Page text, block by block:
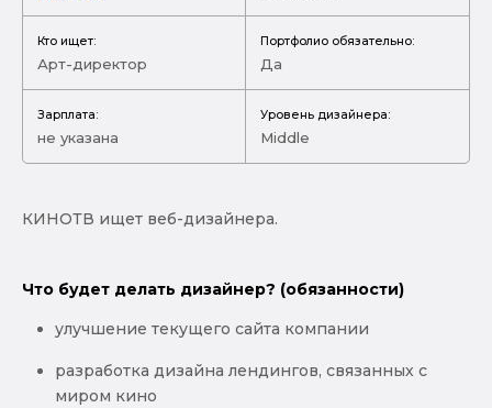
Кто ищет:
Арт-директор
Портфолио обязательно:
Да
Зарплата:
не указана
Уровень дизайнера:
Middle
КИНОТВ ищет веб-дизайнера.
Что будет делать дизайнер? (обязанности)
улучшение текущего сайта компании
разработка дизайна лендингов, связанных с
миром кино